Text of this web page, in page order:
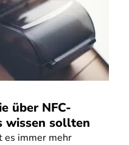
über NFC-
wissen sollten
es immer mehr